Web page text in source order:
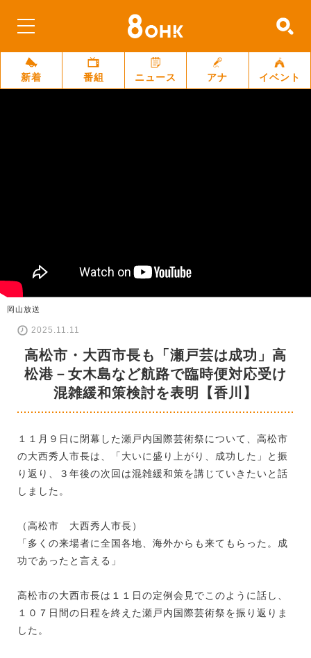
新着 番組 ニュース アナ イベント
岡山放送
2025.11.11
高松市・大西市長も「瀬戸芸は成功」高
松港－女木島など航路で臨時便対応受け
混雑緩和策検討を表明【香川】
１１月９日に閉幕した瀬戸内国際芸術祭について、高松市
の大西秀人市長は、「大いに盛り上がり、成功した」と振
り返り、３年後の次回は混雑緩和策を講じていきたいと話
しました。
（高松市 大西秀人市長）
「多くの来場者に全国各地、海外からも来てもらった。成
功であったと言える」
高松市の大西市長は１１日の定例会見でこのように話し、
１０７日間の日程を終えた瀬戸内国際芸術祭を振り返りま
した。